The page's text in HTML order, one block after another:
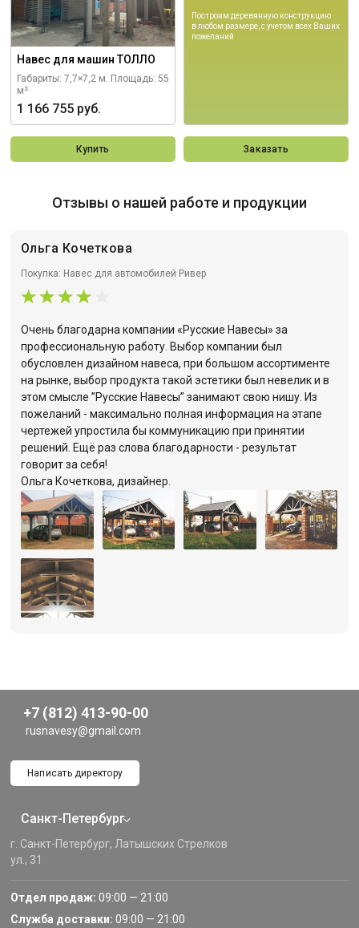
Навес для машин ТОЛЛО
Габариты: 7,7×7,2 м. Площадь: 55
м²
1 166 755 руб.
Купить
Построим деревянную конструкцию
в любом размере, с учетом всех Ваших
пожеланий
Заказать
Отзывы о нашей работе и продукции
Ольга Кочеткова
Покупка: Навес для автомобилей Ривер
Очень благодарна компании «Русские Навесы» за
профессиональную работу. Выбор компании был
обусловлен дизайном навеса, при большом ассортименте
на рынке, выбор продукта такой эстетики был невелик и в
этом смысле ”Русские Навесы” занимают свою нишу. Из
пожеланий - максимально полная информация на этапе
чертежей упростила бы коммуникацию при принятии
решений. Ещё раз слова благодарности - результат
говорит за себя!
Ольга Кочеткова, дизайнер.
+7 (812) 413-90-00
rusnavesy@gmail.com
Написать директору
Санкт-Петербург
г. Санкт-Петербург, Латышских Стрелков
ул., 31
Отдел продаж: 09:00 — 21:00
Служба доставки: 09:00 — 21:00